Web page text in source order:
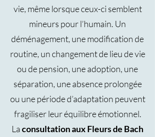
vie, même lorsque ceux-ci semblent
mineurs pour l’humain. Un
déménagement, une modification de
routine, un changement de lieu de vie
ou de pension, une adoption, une
séparation, une absence prolongée
ou une période d’adaptation peuvent
fragiliser leur équilibre émotionnel.
Laconsultation aux Fleurs de Bach